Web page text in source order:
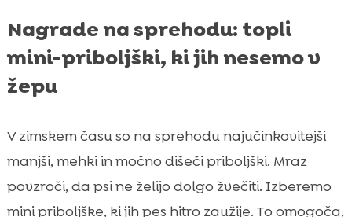
Nagrade na sprehodu: topli
mini-priboljški, ki jih nesemo v
žepu
V zimskem času so na sprehodu najučinkovitejši
manjši, mehki in močno dišeči priboljški. Mraz
povzroči, da psi ne želijo dolgo žvečiti. Izberemo
mini priboljške, ki jih pes hitro zaužije. To omogoča,